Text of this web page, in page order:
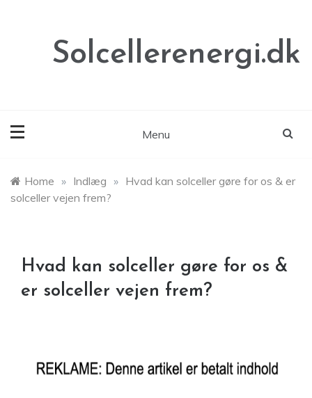
Solcellerenergi.dk
Menu
Home » Indlæg » Hvad kan solceller gøre for os & er
solceller vejen frem?
Hvad kan solceller gøre for os &
er solceller vejen frem?